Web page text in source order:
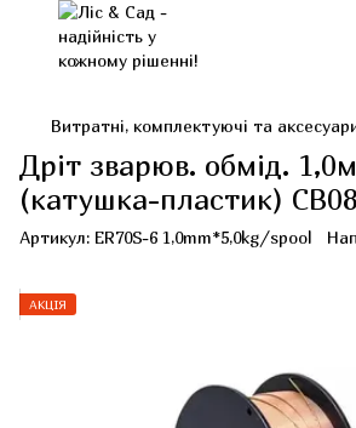
Витратні, комплектуючі та
Дріт зварюв. обмід.
(катушка-пластик)
Артикул: ER70S-6 1,0mm*5,0kg/spool
АКЦІЯ